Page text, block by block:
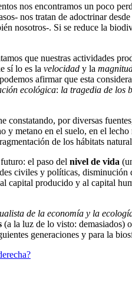
nos encontramos un poco
nos tratan de adoctrinar
nosotros-. Si se reduce la
que nuestras actividades
sí lo es la velocidad y la
afirmar que esta
ecológica: la tragedia de los
constatando, por diversas
y metano en el suelo, en el
de los hábitats
el paso del nivel de vida
civiles y políticas,
capital producido y al capital
de la economía y la
(a la luz de lo visto: demasiados)
generaciones y para la